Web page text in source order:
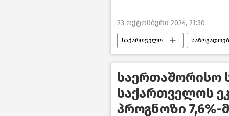
23 ოქტომბერი 2024, 21:30
საქართველო
ახალი ამბები
საერთაშორისო
საქართველოს
პროგნოზი 7,6%-